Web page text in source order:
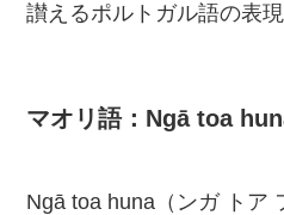
讃えるポルトガル語の表現
マオリ語：Ngā toa
Ngā toa huna（ンガ トア